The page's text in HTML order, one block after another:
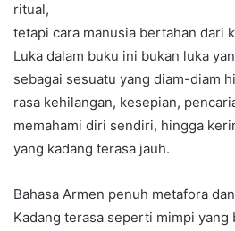
ritual,
tetapi cara manusia bertahan dari
Luka dalam buku ini bukan luka
sebagai sesuatu yang diam-diam
rasa kehilangan, kesepian,
memahami diri sendiri, hingga
yang kadang terasa jauh.
Bahasa Armen penuh metafora
Kadang terasa seperti mimpi yang